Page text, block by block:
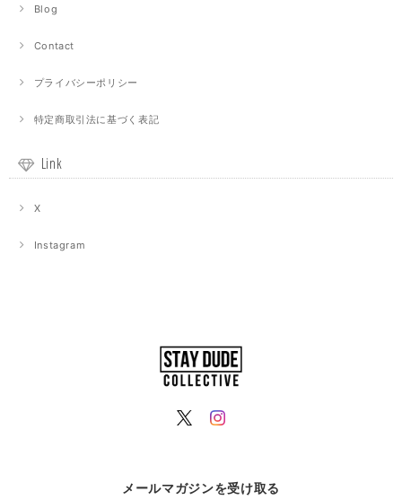
Blog
Contact
プライバシーポリシー
特定商取引法に基づく表記
Link
X
Instagram
メールマガジンを受け取る